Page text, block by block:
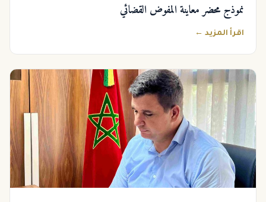
نموذج محضر معاينة المفوض القضائي
اقرأ المزيد ←